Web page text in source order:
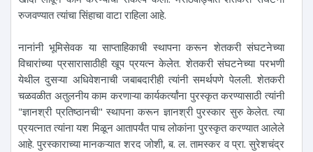
रुजवण्यात त्यांचा सिंहाचा वाटा राहिला आहे.
नानांनी भूमिसेवक या साप्ताहिकाची स्थापना करून शेतकरी संघटनेच्या
विचारांच्या प्रसारासाठीही खूप प्रयत्न केलेत. शेतकरी संघटनेच्या परभणी
येथील दुसऱ्या अधिवेशनाची जबाबदारीही त्यांनी समर्थपणे पेलली. शेतकरी
चळवळीत अतुलनीय काम करणाऱ्या कार्यकर्त्यांना पुरस्कृत करण्यासाठी त्यांनी
"ज्ञानश्री प्रतिष्ठानची" स्थापना करून ज्ञानश्री पुरस्कार सुरु केलेत. त्या
प्रयत्नात त्यांना यश मिळून आतापर्यंत पाच लोकांना पुरस्कृत करण्यात आलेले
आहे. पुरस्काराच्या मानकऱ्यात शरद जोशी, ब. ल. तामस्कर व प्रा. सुरेशचंद्र